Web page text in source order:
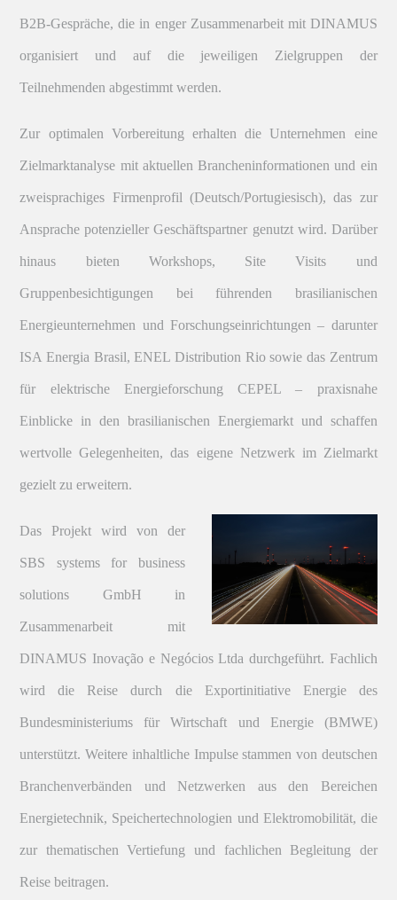
B2B-Gespräche, die in enger Zusammenarbeit mit DINAMUS
organisiert und auf die jeweiligen Zielgruppen der
Teilnehmenden abgestimmt werden.
Zur optimalen Vorbereitung erhalten die Unternehmen eine
Zielmarktanalyse mit aktuellen Brancheninformationen und ein
zweisprachiges Firmenprofil (Deutsch/Portugiesisch), das zur
Ansprache potenzieller Geschäftspartner genutzt wird. Darüber
hinaus bieten Workshops, Site Visits und
Gruppenbesichtigungen bei führenden brasilianischen
Energieunternehmen und Forschungseinrichtungen – darunter
ISA Energia Brasil, ENEL Distribution Rio sowie das Zentrum
für elektrische Energieforschung CEPEL – praxisnahe
Einblicke in den brasilianischen Energiemarkt und schaffen
wertvolle Gelegenheiten, das eigene Netzwerk im Zielmarkt
gezielt zu erweitern.
Das Projekt wird von der
SBS systems for business
solutions GmbH in
Zusammenarbeit mit
DINAMUS Inovação e Negócios Ltda durchgeführt. Fachlich
wird die Reise durch die Exportinitiative Energie des
Bundesministeriums für Wirtschaft und Energie (BMWE)
unterstützt. Weitere inhaltliche Impulse stammen von deutschen
Branchenverbänden und Netzwerken aus den Bereichen
Energietechnik, Speichertechnologien und Elektromobilität, die
zur thematischen Vertiefung und fachlichen Begleitung der
Reise beitragen.